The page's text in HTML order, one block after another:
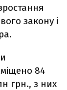
закону і
84
грн., з них